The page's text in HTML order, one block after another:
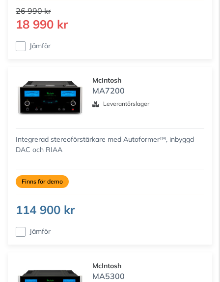
26 990 kr
18 990 kr
Jämför
McIntosh
MA7200
Leverantörslager
Integrerad stereoförstärkare med Autoformer™, inbyggd
DAC och RIAA
Finns för demo
114 900 kr
Jämför
McIntosh
MA5300